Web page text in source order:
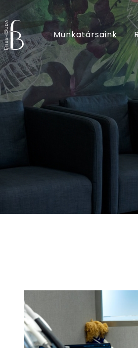
Munkatársaink